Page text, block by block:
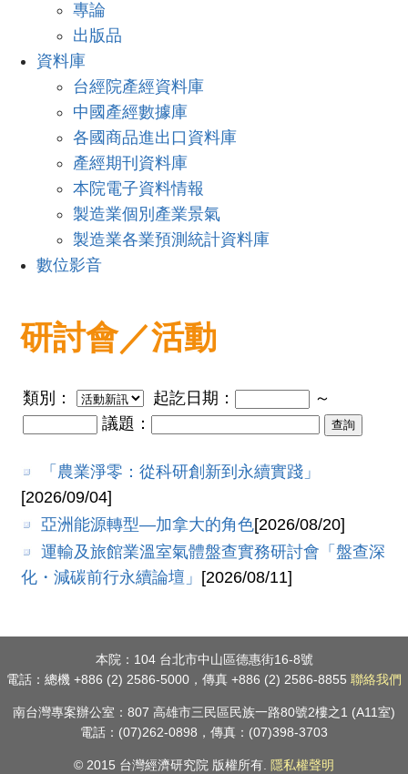
專論
出版品
資料庫
台經院產經資料庫
中國產經數據庫
各國商品進出口資料庫
產經期刊資料庫
本院電子資料情報
製造業個別產業景氣
製造業各業預測統計資料庫
數位影音
研討會／活動
類別： 起訖日期：
～
議題：
「農業淨零：從科研創新到永續實踐」
[2026/09/04]
亞洲能源轉型—加拿大的角色[2026/08/20]
運輸及旅館業溫室氣體盤查實務研討會「盤查深
化・減碳前行永續論壇」 [2026/08/11]
本院：104 台北市中山區德惠街16-8號
電話：總機 +886 (2) 2586-5000，傳真 +886 (2) 2586-8855 聯絡我們
南台灣專案辦公室：807 高雄市三民區民族一路80號2樓之1 (A11室)
電話：(07)262-0898，傳真：(07)398-3703
© 2015 台灣經濟研究院 版權所有. 隱私權聲明